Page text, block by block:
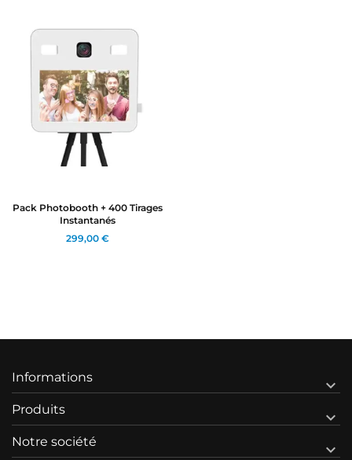
Pack Photobooth + 400 Tirages
Instantanés
299,00 €
Informations 
Produits 
Notre société 